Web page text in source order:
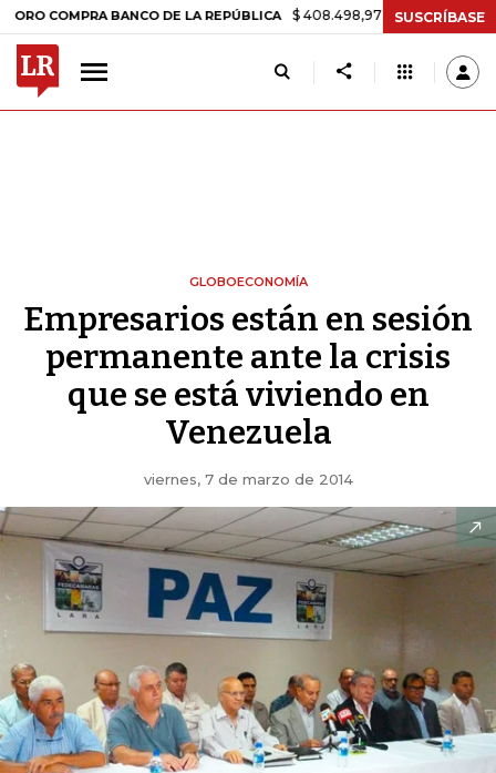
BANCO DE LA REPÚBLICA $ 408.498,97 +$ 8.753,81 +2,19%
SUSCRÍBASE
GLOBOECONOMÍA
Empresarios están en sesión
permanente ante la crisis
que se está viviendo en
Venezuela
viernes, 7 de marzo de 2014